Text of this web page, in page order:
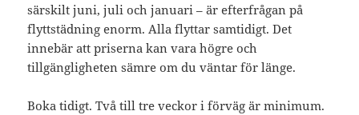
särskilt juni, juli och januari – är efterfrågan på
flyttstädning enorm. Alla flyttar samtidigt. Det
innebär att priserna kan vara högre och
tillgängligheten sämre om du väntar för länge.
Boka tidigt. Två till tre veckor i förväg är minimum.